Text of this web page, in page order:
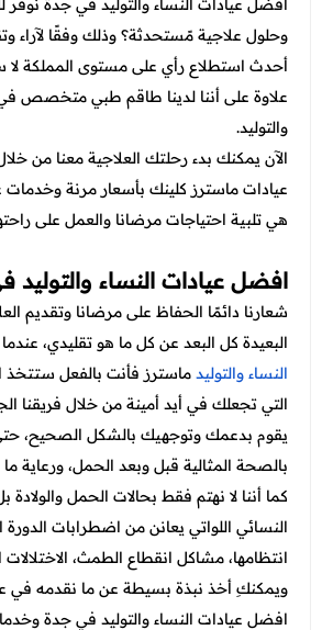
عروض العناية بالشعر
عروض الرجال
عروض جراحات التجميل
عروض قسم الطوارئ
عروض المختبر
عروض الاشعة
عروض الباطنة
عروض الانف والاذن والحنجرة
افضل عيادات النساء والتوليد في جدة نوفر
وحلول علاجية مًستحدثة؟ وذلك وفقًا لآراء
أحدث استطلاع رأي على مستوى المملكة لا
علاوة على أننا لدينا طاقم طبي متخصص في
والتوليد.
الآن يمكنك بدء رحلتك العلاجية معنا من
عيادات ماسترز كلينك بأسعار مرنة وخدمات
هي تلبية احتياجات مرضانا والعمل على
افضل عيادات النساء والتوليد
شعارنا دائمًا الحفاظ على مرضانا وتقديم
البعيدة كل البعد عن كل ما هو تقليدي، عندما
النساء والتوليدماسترز فأنت بالفعل ستتخذ
التي تجعلك في أيد أمينة من خلال فريقنا
يقوم بدعمك وتوجهيك بالشكل الصحيح،
بالصحة المثالية قبل وبعد الحمل، ورعاية ما
كما أننا لا نهتم فقط بحالات الحمل والولادة
النسائي اللواتي يعانن من اضطرابات الدورة
انتظامها، مشاكل انقطاع الطمث، الاختلالات
ويمكنكِ أخذ نبذة بسيطة عن ما نقدمه في
افضل عيادات النساء والتوليد في جدة